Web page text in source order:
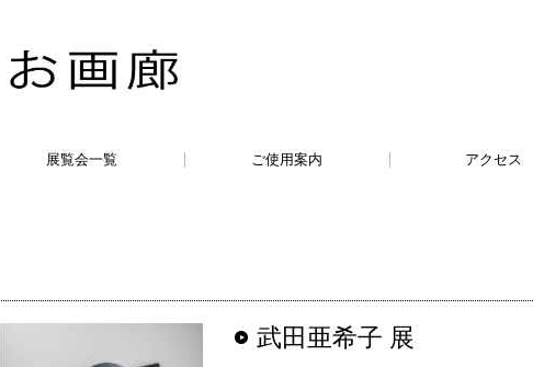
展覧会一覧 ご使用案内 アクセス
武田亜希子 展